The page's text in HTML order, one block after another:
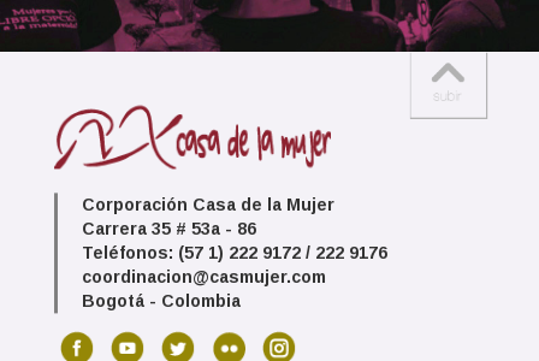
Corporación Casa de la Mujer
Carrera 35 # 53a - 86
Teléfonos: (57 1) 222 9172 / 222 9176
coordinacion@casmujer.com
Bogotá - Colombia